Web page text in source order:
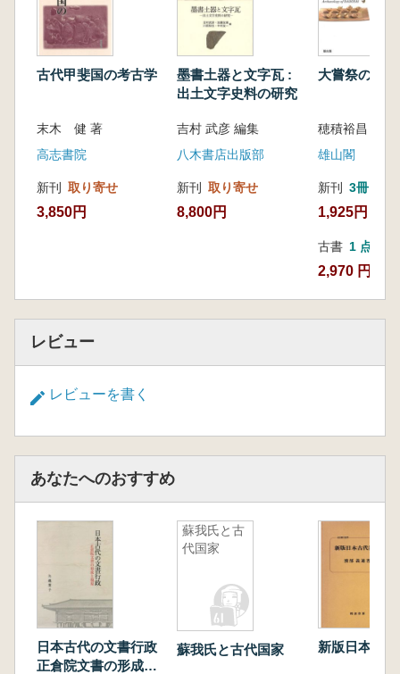
はじめに/第一節 『類聚三代格』にみえる
「内臣宣」/第二節 藤原永手の政治的動向/第三
節 永手の内臣任命とその挫折/おわりに
第五章 藤原仲麻呂と光明子
克/第二節 光明皇太后の構想
第三節 藤原仲麻呂との関係修復/おわりに
第二部 平安期王権構造への転回―八世紀後半
から九世紀に向けて―
称徳王権と道鏡/第三節 称徳王権と官人/おわり
に
第二章 奈良時代の王権と内臣
はじめに/第一節 内臣鎌足・房前の動向/第二
節 内臣藤原永手の登場
第三節 内臣良継・魚名の動向/第四節 内臣と
官
第三節 桓武天皇の太政官側近化とその後/第
四節 公卿成立史と摂関政治の史的前提/おわり
に
第四章 平安前期太上天皇制とその行方
はじめに/第一節 九世紀の太上天皇/第二節 宇
多太上天皇の醍醐天皇後見と挫折
第三節 宇多太上天皇の再登場/第四節 平安期
古代甲斐国の考古学
末木 健 著
高志書院
新刊 取り寄せ
3,850円
墨書土器と文字瓦 :
出土文字史料の研究
吉村 武彦 編集
八木書店出版部
新刊 取り寄せ
8,800円
大嘗祭の考
穂積裕昌 著
雄山閣
新刊 3冊
1,925円
古書 1 点
2,970 円
レビュー
レビューを書く
あなたへのおすすめ
日本古代の文書行政
正倉院文書の形成と
蘇我氏と古
代国家
蘇我氏と古代国家 新版日本古